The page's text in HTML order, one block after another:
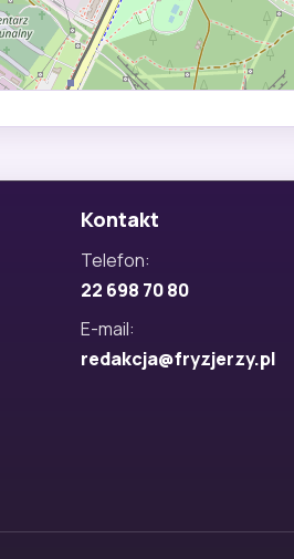
Kontakt
Telefon:
22 698 70 80
E-mail:
redakcja@fryzjerzy.pl